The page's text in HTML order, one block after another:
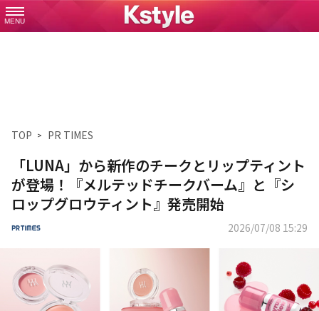
MENU
TOP PR TIMES
「LUNA」から新作のチークとリップティント
が登場！『メルテッドチークバーム』と『シ
ロップグロウティント』発売開始
2026/07/08 15:29